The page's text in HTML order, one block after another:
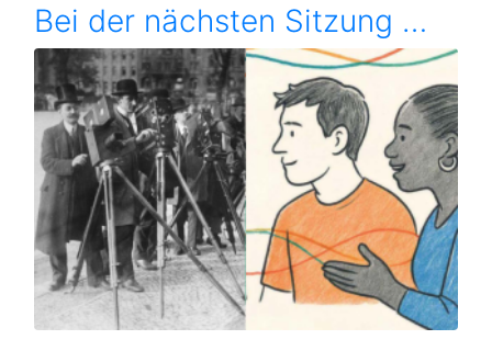
Bei der nächsten Sitzung …